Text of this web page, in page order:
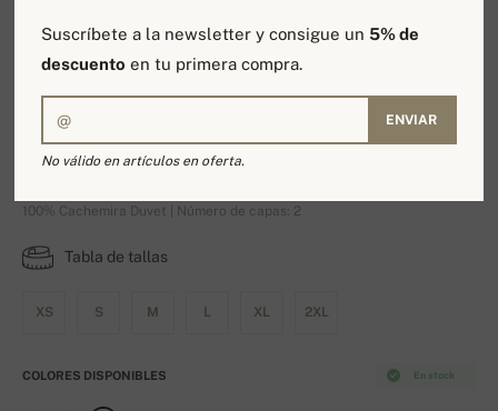
Leopaul
100% Cachemira Duvet | Número de capas: 2
Tabla de tallas
XS S M L XL 2XL
En stock
COLORES DISPONIBLES
Suscríbete a la newsletter y consigue un5% de
descuento en tu primera compra.
ENVIAR
No válido en artículos en oferta.